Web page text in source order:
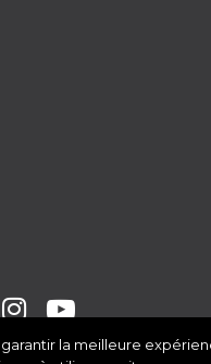
la meilleure